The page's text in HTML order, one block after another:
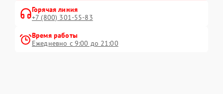
Горячая линия
+7 (800) 301-55-83
Время работы
Ежедневно с 9:00 до 21:00